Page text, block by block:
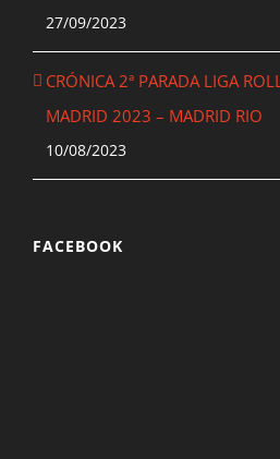
27/09/2023
CRÓNICA 2ª PARADA LIGA
MADRID 2023 – MADRID RIO
10/08/2023
FACEBOOK